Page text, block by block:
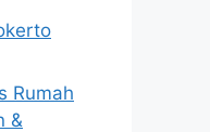
Rumah
&